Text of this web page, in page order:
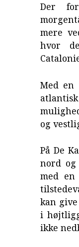
Der
mere
hvor
Med en
og
På De
nord
med
kan
i
ikke